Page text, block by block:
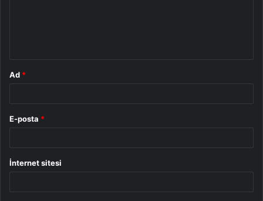
Ad *
E-posta *
İnternet sitesi